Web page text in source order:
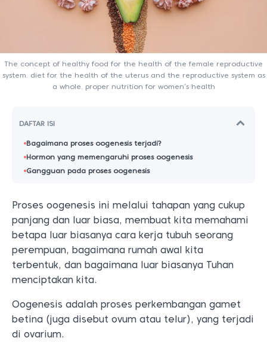
The concept of healthy food for the health of the female reproductive
system. diet for the health of the uterus and the reproductive system as
a whole. proper nutrition for women’s health
DAFTAR ISI
Bagaimana proses oogenesis terjadi?
Hormon yang memengaruhi proses oogenesis
Gangguan pada proses oogenesis
Proses oogenesis ini melalui tahapan yang cukup
panjang dan luar biasa, membuat kita memahami
betapa luar biasanya cara kerja tubuh seorang
perempuan, bagaimana rumah awal kita
terbentuk, dan bagaimana luar biasanya Tuhan
menciptakan kita.
Oogenesis adalah proses perkembangan gamet
betina (juga disebut ovum atau telur), yang terjadi
di ovarium.